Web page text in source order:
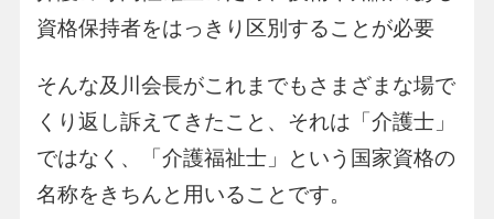
資格保持者をはっきり区別することが必要
そんな及川会長がこれまでもさまざまな場で
くり返し訴えてきたこと、それは「介護士」
ではなく、「介護福祉士」という国家資格の
名称をきちんと用いることです。